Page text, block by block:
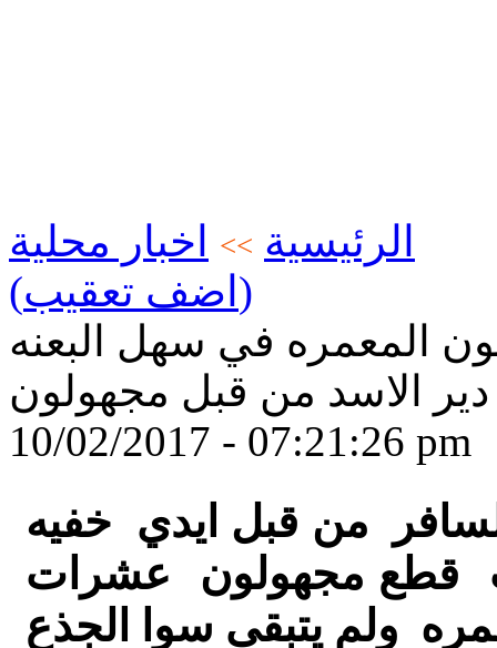
الرئيسية >>
اخبار محلية
(اضف تعقيب)
المعمره في سهل البعنه
دير الاسد من قبل مجهولون
10/02/2017 - 07:21:26 pm
من قبل ايدي خفيه
قطع مجهولون عشرات
ولم يتبقى سوا الجذع